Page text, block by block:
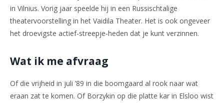
in Vilnius. Vorig jaar speelde hij in een Russischtalige
theatervoorstelling in het Vaidila Theater. Het is ook ongeveer
het droevigste actief-streepje-heden dat je kunt verzinnen.
Wat ik me afvraag
Of die vrijheid in juli ’89 in die boomgaard al rook naar wat
eraan zat te komen. Of Borzykin op die platte kar in Elsloo wist